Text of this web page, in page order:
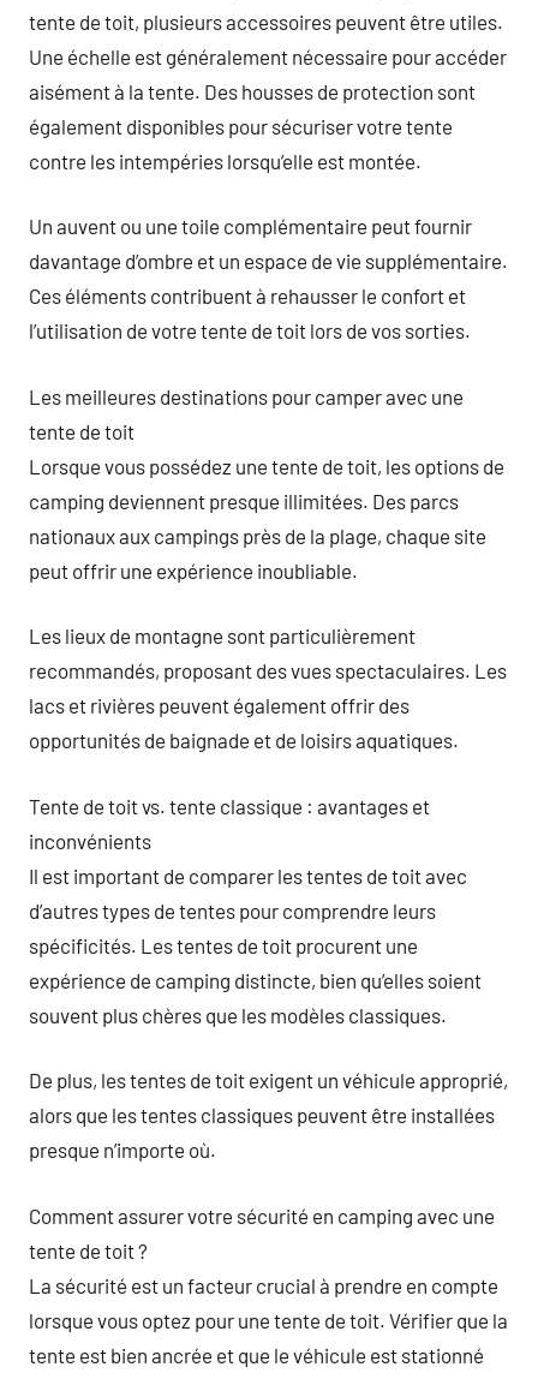
tente de toit, plusieurs accessoires peuvent être utiles.
Une échelle est généralement nécessaire pour accéder
aisément à la tente. Des housses de protection sont
également disponibles pour sécuriser votre tente
contre les intempéries lorsqu’elle est montée.
Un auvent ou une toile complémentaire peut fournir
davantage d’ombre et un espace de vie supplémentaire.
Ces éléments contribuent à rehausser le confort et
l’utilisation de votre tente de toit lors de vos sorties.
Les meilleures destinations pour camper avec une
tente de toit
Lorsque vous possédez une tente de toit, les options de
camping deviennent presque illimitées. Des parcs
nationaux aux campings près de la plage, chaque site
peut offrir une expérience inoubliable.
Les lieux de montagne sont particulièrement
recommandés, proposant des vues spectaculaires. Les
lacs et rivières peuvent également offrir des
opportunités de baignade et de loisirs aquatiques.
Tente de toit vs. tente classique : avantages et
inconvénients
Il est important de comparer les tentes de toit avec
d’autres types de tentes pour comprendre leurs
spécificités. Les tentes de toit procurent une
expérience de camping distincte, bien qu’elles soient
souvent plus chères que les modèles classiques.
De plus, les tentes de toit exigent un véhicule approprié,
alors que les tentes classiques peuvent être installées
presque n’importe où.
Comment assurer votre sécurité en camping avec une
tente de toit ?
La sécurité est un facteur crucial à prendre en compte
lorsque vous optez pour une tente de toit. Vérifier que la
tente est bien ancrée et que le véhicule est stationné